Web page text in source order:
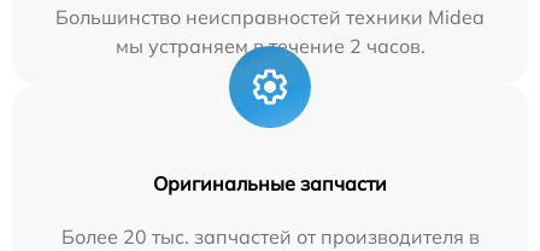
Большинство неисправностей техники Midea
мы устраняем в течение 2 часов.
Оригинальные запчасти
Более 20 тыс. запчастей от производителя в